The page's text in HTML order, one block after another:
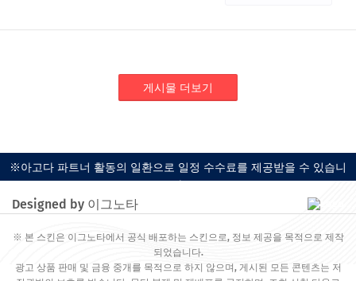
게시물 더보기
※아고다 파트너 활동의 일환으로 일정 수수료를 제공받을 수 있습니
다.
Designed by 이그노타
※ 본 스킨은 이그노타에서 공식 배포하는 스킨으로, 정보 제공을 목적으로 제작
되었습니다.
광고 상품 판매 및 금융 중개를 목적으로 하지 않으며, 게시된 모든 콘텐츠는 저